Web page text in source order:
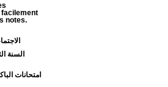
notes.
السنة
امتحانات